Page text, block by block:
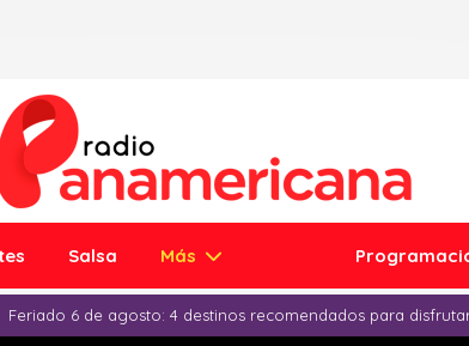
Salsa Más
Feriado 6 de agosto: 4 destinos recomendados para